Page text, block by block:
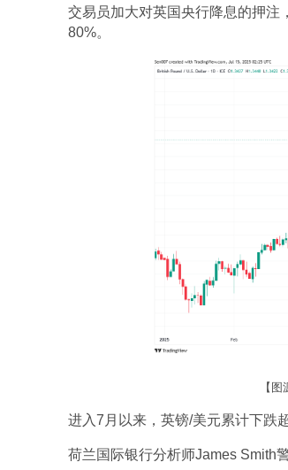
交易员加大对英国央行降息的押注
80%。
【
进入7月以来，英镑/美元累计下跌
荷兰国际银行分析师James Smith